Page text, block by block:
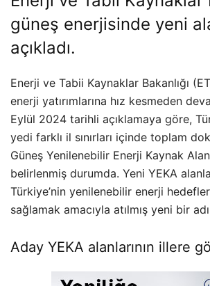
güneş enerjisinde yeni
açıkladı.
Enerji ve Tabii Kaynaklar Bakanlığı
enerji yatırımlarına hız kesmeden
Eylül 2024 tarihli açıklamaya göre,
yedi farklı il sınırları içinde toplam
Güneş Yenilenebilir Enerji Kaynak
belirlenmiş durumda. Yeni YEKA
Türkiye’nin yenilenebilir enerji
sağlamak amacıyla atılmış yeni bir
Aday YEKA alanlarının illere